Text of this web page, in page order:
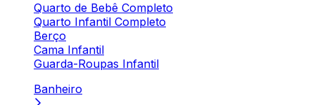
Quarto de Bebê Completo
Quarto Infantil Completo
Berço
Cama Infantil
Guarda-Roupas Infantil
Banheiro